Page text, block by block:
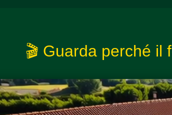
🎬 Guarda perché il